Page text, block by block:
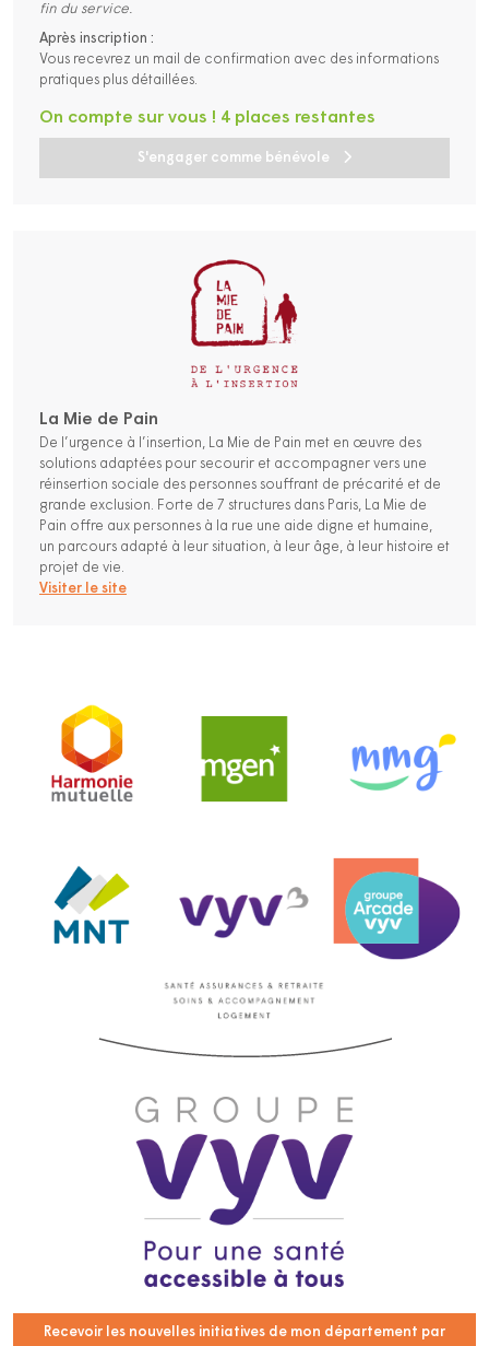
fin du service.
Après inscription :
Vous recevrez un mail de confirmation avec des informations
pratiques plus détaillées.
S'engager comme bénévole
On compte sur vous ! 4 places restantes
La Mie de Pain
De l’urgence à l’insertion, La Mie de Pain met en œuvre des
solutions adaptées pour secourir et accompagner vers une
réinsertion sociale des personnes souffrant de précarité et de
grande exclusion. Forte de 7 structures dans Paris, La Mie de
Pain offre aux personnes à la rue une aide digne et humaine,
un parcours adapté à leur situation, à leur âge, à leur histoire et
projet de vie.
Visiter le site
Recevoir les nouvelles initiatives de mon département par